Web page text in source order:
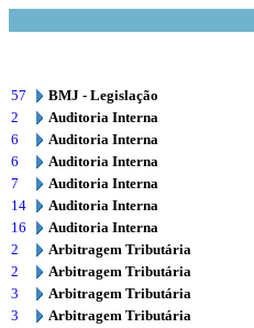
57
BMJ - Legislação
2
Auditoria Interna
6
Auditoria Interna
6
Auditoria Interna
7
Auditoria Interna
14
Auditoria Interna
16
Auditoria Interna
2
Arbitragem Tributária
2
Arbitragem Tributária
3
Arbitragem Tributária
3
Arbitragem Tributária